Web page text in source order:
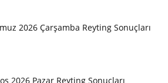
2026 Çarşamba Reyting Sonuçları
2026 Pazar Reyting Sonuçları